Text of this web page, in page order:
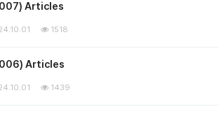
Articles
1518
Articles
1439